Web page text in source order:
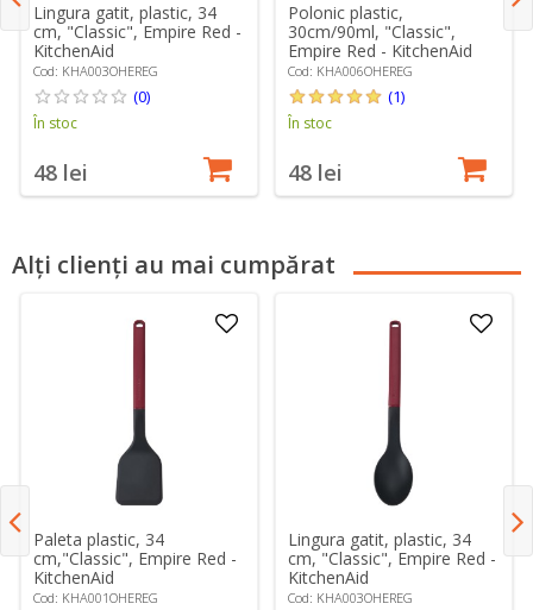
Lingura gatit, plastic, 34
cm, "Classic", Empire Red -
KitchenAid
Cod: KHA003OHEREG
(0)
În stoc
48 lei
Polonic plastic,
30cm/90ml, "Classic",
Empire Red - KitchenAid
Cod: KHA006OHEREG
(1)
În stoc
48 lei
Alți clienți au mai cumpărat
Paleta plastic, 34
cm,"Classic", Empire Red -
KitchenAid
Cod: KHA001OHEREG
Lingura gatit, plastic, 34
cm, "Classic", Empire Red -
KitchenAid
Cod: KHA003OHEREG